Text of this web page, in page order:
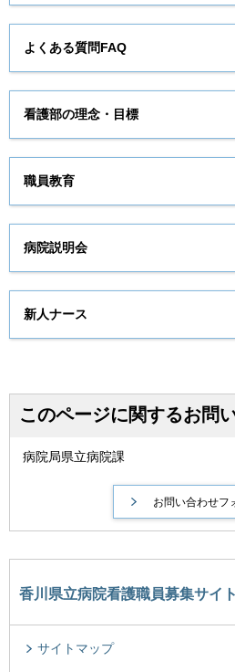
よくある質問FAQ
看護部の理念・目標
職員教育
病院説明会
新人ナース
このページに関するお問
病院局県立病院課
香川県立病院看護職員募集サイト
サイトマップ